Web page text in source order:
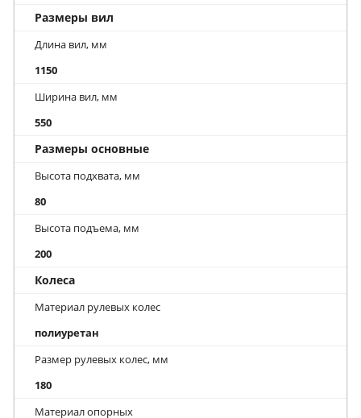
Размеры вил
Длина вил, мм
1150
Ширина вил, мм
550
Размеры основные
Высота подхвата, мм
80
Высота подъема, мм
200
Колеса
Материал рулевых колес
полиуретан
Размер рулевых колес, мм
180
Материал опорных